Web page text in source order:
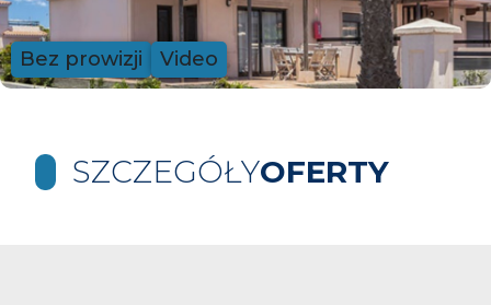
Bez prowizji Video
SZCZEGÓŁYOFERTY